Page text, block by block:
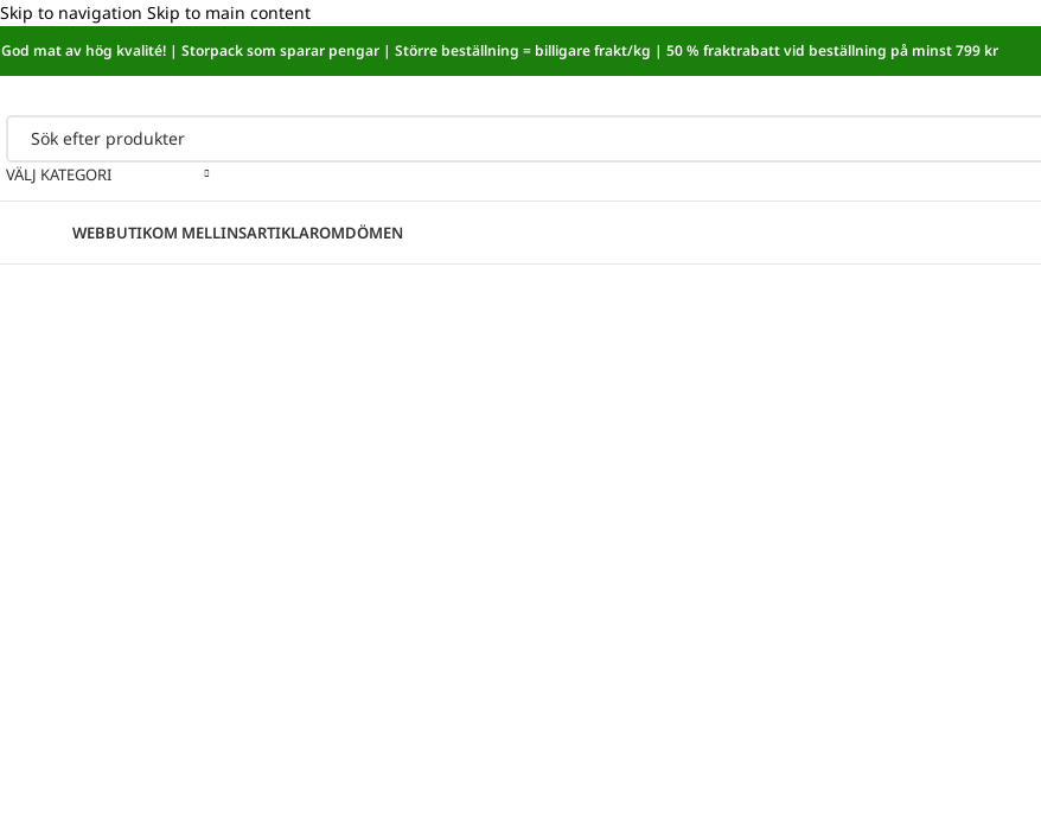
Skip to navigation Skip to main content
Sänkt matmoms! I kassan dras automatiskt 5,35 % av från alla varor.
God mat av hög kvalité! | Storpack som sparar pengar | Större beställning = billigare frakt/kg | 50 % fraktrabatt vid beställning på minst 799 kr
VÄLJ KATEGORI
WEBBUTIKOM MELLINSARTIKLAROMDÖMEN